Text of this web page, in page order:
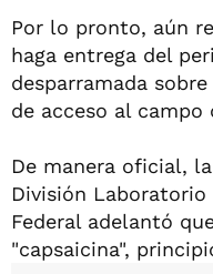
Por lo pronto, aún
haga entrega del
desparramada
de acceso al campo
De manera oficial,
División
Federal adelantó
"capsaicina",